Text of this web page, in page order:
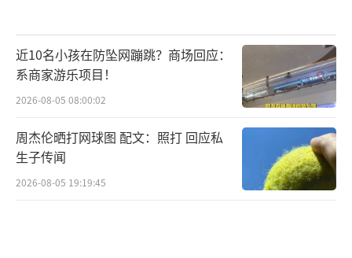
近10名小孩在防坠网蹦跳？商场回应：
系商家游乐项目！
2026-08-05 08:00:02
周杰伦晒打网球图 配文：照打 回应私
生子传闻
2026-08-05 19:19:45